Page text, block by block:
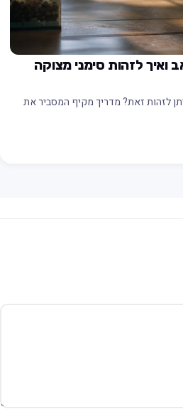
ואיך לזהות סימני מצוקה
לזהות זאת? מדריך מקיף המסביר את